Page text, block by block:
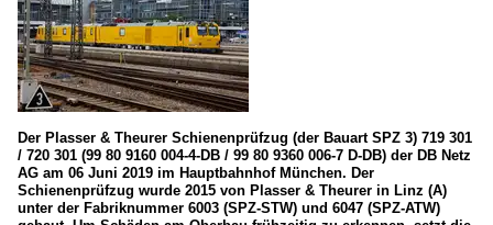
Der Plasser & Theurer Schienenprüfzug (der Bauart SPZ 3) 719 301
/ 720 301 (99 80 9160 004-4-DB / 99 80 9360 006-7 D-DB) der DB Netz
AG am 06 Juni 2019 im Hauptbahnhof München. Der
Schienenprüfzug wurde 2015 von Plasser & Theurer in Linz (A)
unter der Fabriknummer 6003 (SPZ-STW) und 6047 (SPZ-ATW)